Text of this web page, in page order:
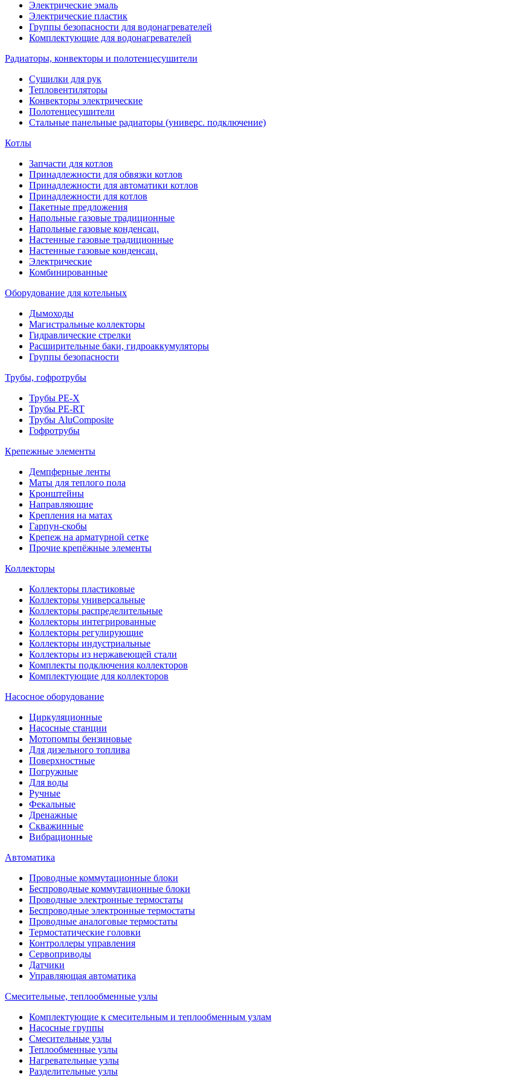
Электрические эмаль
Электрические пластик
Группы безопасности для водонагревателей
Комплектующие для водонагревателей
Радиаторы, конвекторы и полотенцесушители
Сушилки для рук
Тепловентиляторы
Конвекторы электрические
Полотенцесушители
Стальные панельные радиаторы (универс. подключение)
Котлы
Запчасти для котлов
Принадлежности для обвязки котлов
Принадлежности для автоматики котлов
Принадлежности для котлов
Пакетные предложения
Напольные газовые традиционные
Напольные газовые конденсац.
Настенные газовые традиционные
Настенные газовые конденсац.
Электрические
Комбинированные
Оборудование для котельных
Дымоходы
Магистральные коллекторы
Гидравлические стрелки
Расширительные баки, гидроаккумуляторы
Группы безопасности
Трубы, гофротрубы
Трубы PE-X
Трубы PE-RT
Трубы AluComposite
Гофротрубы
Крепежные элементы
Демпферные ленты
Маты для теплого пола
Кронштейны
Направляющие
Крепления на матах
Гарпун-скобы
Крепеж на арматурной сетке
Прочие крепёжные элементы
Коллекторы
Коллекторы пластиковые
Коллекторы универсальные
Коллекторы распределительные
Коллекторы интегрированные
Коллекторы регулирующие
Коллекторы индустриальные
Коллекторы из нержавеющей стали
Комплекты подключения коллекторов
Комплектующие для коллекторов
Насосное оборудование
Циркуляционные
Насосные станции
Мотопомпы бензиновые
Для дизельного топлива
Поверхностные
Погружные
Для воды
Ручные
Фекальные
Дренажные
Скважинные
Вибрационные
Автоматика
Проводные коммутационные блоки
Беспроводные коммутационные блоки
Проводные электронные термостаты
Беспроводные электронные термостаты
Проводные аналоговые термостаты
Термостатические головки
Контроллеры управления
Сервоприводы
Датчики
Управляющая автоматика
Смесительные, теплообменные узлы
Комплектующие к смесительным и теплообменным узлам
Насосные группы
Смесительные узлы
Теплообменные узлы
Нагревательные узлы
Разделительные узлы